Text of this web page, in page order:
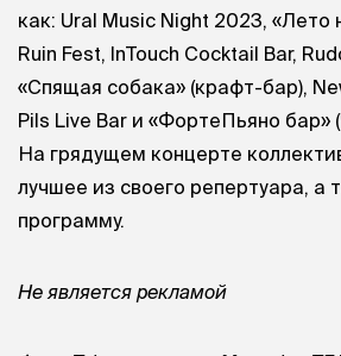
как: Ural Music Night 2023, «Лето
Ruin Fest, InTouch Cocktail Bar,
«Спящая собака» (крафт-бар),
Pils Live Bar и «ФортеПьяно бар»
На грядущем концерте
лучшее из своего репертуара, а
программу.
Не является рекламой